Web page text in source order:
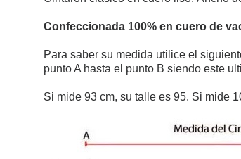
Confeccionada 100% en cuero de
Para saber su medida utilice el
punto A hasta el punto B siendo este
Si mide 93 cm, su talle es 95. Si mide